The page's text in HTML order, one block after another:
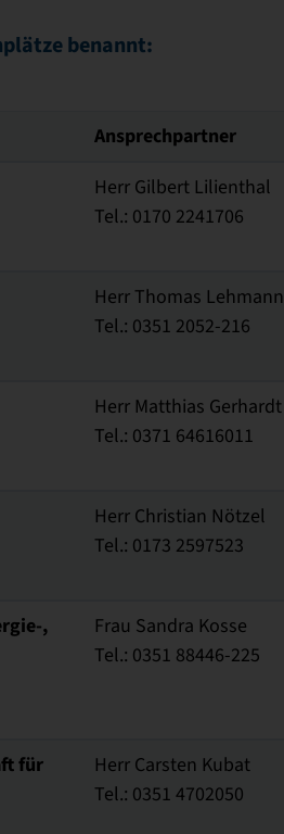
benannt:
Ansprechpartner
Herr Gilbert Lilienthal
Tel.: 0170 2241706
Herr Thomas Lehmann
Tel.: 0351 2052-216
Herr Matthias Gerhardt
Tel.: 0371 64616011
Herr Christian Nötzel
Tel.: 0173 2597523
,
Frau Sandra Kosse
Tel.: 0351 88446-225
für
Herr Carsten Kubat
Tel.: 0351 4702050